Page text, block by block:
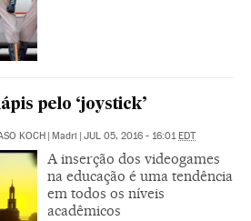
pelo ‘joystick’
KOCH Madri JUL 05, 2016 - 16:01 EDT
A inserção dos videogames
na educação é uma tendência
em todos os níveis
acadêmicos